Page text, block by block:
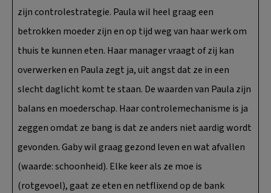
zijn controlestrategie. Paula wil heel graag een
betrokken moeder zijn en op tijd weg van haar werk om
thuis te kunnen eten. Haar manager vraagt of zij kan
overwerken en Paula zegt ja, uit angst dat ze in een
slecht daglicht komt te staan. De waarden van Paula zijn
balans en moederschap. Haar controlemechanisme is ja
zeggen omdat ze bang is dat ze anders niet aardig wordt
gevonden. Gaby wil graag gezond leven en wat afvallen
(waarde: schoonheid). Elke keer als ze moe is
(rotgevoel), gaat ze eten en netflixend op de bank